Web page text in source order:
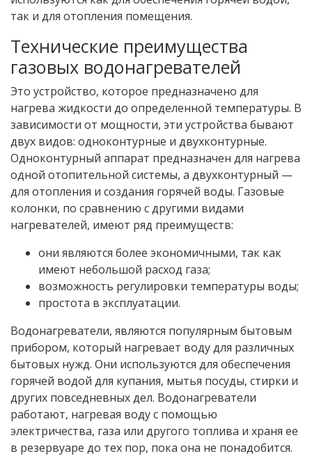
так и для отопления помещения.
Технические преимущества
газовых водонагревателей
Это устройство, которое предназначено для
нагрева жидкости до определенной температуры. В
зависимости от мощности, эти устройства бывают
двух видов: одноконтурные и двухконтурные.
Одноконтурный аппарат предназначен для нагрева
одной отопительной системы, а двухконтурный —
для отопления и создания горячей воды. Газовые
колонки, по сравнению с другими видами
нагревателей, имеют ряд преимуществ:
они являются более экономичными, так как
имеют небольшой расход газа;
возможность регулировки температуры воды;
простота в эксплуатации.
Водонагреватели, являются популярным бытовым
прибором, который нагревает воду для различных
бытовых нужд. Они используются для обеспечения
горячей водой для купания, мытья посуды, стирки и
других повседневных дел. Водонагреватели
работают, нагревая воду с помощью
электричества, газа или другого топлива и храня ее
в резервуаре до тех пор, пока она не понадобится.